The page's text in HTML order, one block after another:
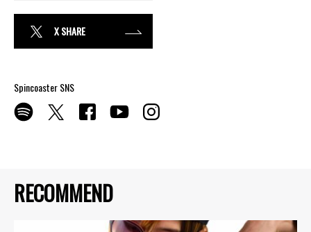
RECOMMEND
X SHARE
Spincoaster SNS